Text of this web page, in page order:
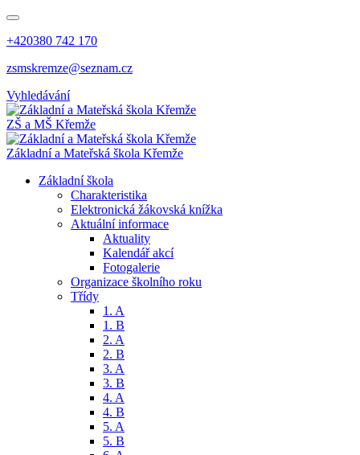
+420380 742 170
zsmskremze@seznam.cz
Vyhledávání
ZŠ a MŠ Křemže
Základní a Mateřská škola Křemže
Základní škola
Charakteristika
Elektronická žákovská knížka
Aktuální informace
Aktuality
Kalendář akcí
Fotogalerie
Organizace školního roku
Třídy
1. A
1. B
2. A
2. B
3. A
3. B
4. A
4. B
5. A
5. B